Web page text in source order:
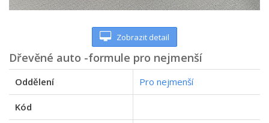
Zobrazit detail
Dřevěné auto -formule pro nejmenší
Oddělení Pro nejmenší
Kód